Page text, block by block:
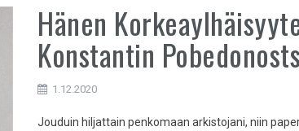
Hänen
Konstantin
1.12.2020
Jouduin hiljattain penkomaan arkistojani, niin